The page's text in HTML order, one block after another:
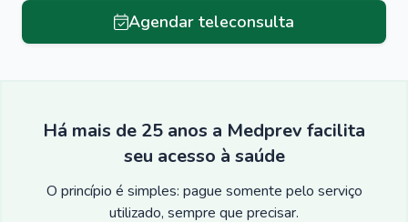
Agendar teleconsulta
Há mais de 25 anos a Medprev facilita
seu acesso à saúde
O princípio é simples: pague somente pelo serviço
utilizado, sempre que precisar.